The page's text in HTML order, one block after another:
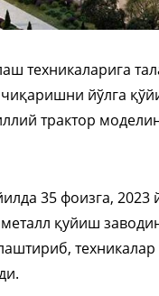
техникаларига
йўлга
трактор
35 фоизга, 2023
қуйиш